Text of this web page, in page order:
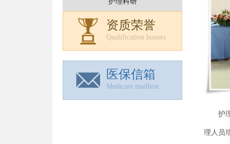
资质荣誉
Qualification honors
医保信箱
Medicare mailbox
护
理人员